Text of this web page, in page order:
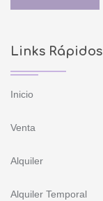
Links Rápidos
Inicio
Venta
Alquiler
Alquiler Temporal